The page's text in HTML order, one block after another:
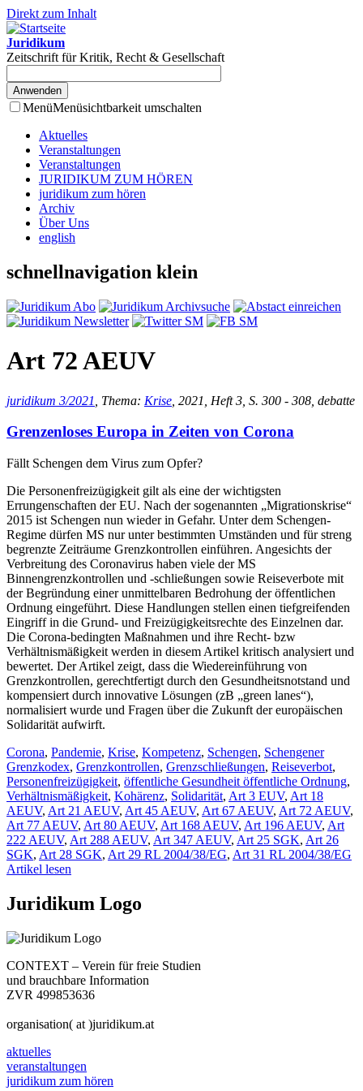
Direkt zum Inhalt
Juridikum
Zeitschrift für Kritik, Recht & Gesellschaft
MenüMenüsichtbarkeit umschalten
Aktuelles
Veranstaltungen
Veranstaltungen
JURIDIKUM ZUM HÖREN
juridikum zum hören
Archiv
Über Uns
english
schnellnavigation klein
Art 72 AEUV
juridikum 3/2021 , Thema: Krise , 2021, Heft 3, S. 300 - 308, debatte
Grenzenloses Europa in Zeiten von Corona
Fällt Schengen dem Virus zum Opfer?
Die Personenfreizügigkeit gilt als eine der wichtigsten
Errungenschaften der EU. Nach der sogenannten „Migrationskrise“
2015 ist Schengen nun wieder in Gefahr. Unter dem Schengen-
Regime dürfen MS nur unter bestimmten Umständen und für streng
begrenzte Zeiträume Grenzkontrollen einführen. Angesichts der
Verbreitung des Coronavirus haben viele der MS
Binnengrenzkontrollen und -schließungen sowie Reiseverbote mit
der Begründung einer unmittelbaren Bedrohung der öffentlichen
Ordnung eingeführt. Diese Handlungen stellen einen tiefgreifenden
Eingriff in die Grund- und Freizügigkeitsrechte des Einzelnen dar.
Die Corona-bedingten Maßnahmen und ihre Recht- bzw
Verhältnismäßigkeit werden in diesem Artikel kritisch analysiert und
bewertet. Der Artikel zeigt, dass die Wiedereinführung von
Grenzkontrollen, gerechtfertigt durch den Gesundheitsnotstand und
kompensiert durch innovative Lösungen (zB „green lanes“),
normalisiert wurde und Fragen über die Zukunft der europäischen
Solidarität aufwirft.
Corona, Pandemie, Krise, Kompetenz, Schengen, Schengener
Grenzkodex, Grenzkontrollen, Grenzschließungen, Reiseverbot,
Personenfreizügigkeit, öffentliche Gesundheit öffentliche Ordnung,
Verhältnismäßigkeit, Kohärenz, Solidarität, Art 3 EUV, Art 18
AEUV, Art 21 AEUV, Art 45 AEUV, Art 67 AEUV, Art 72 AEUV,
Art 77 AEUV, Art 80 AEUV, Art 168 AEUV, Art 196 AEUV, Art
222 AEUV, Art 288 AEUV, Art 347 AEUV, Art 25 SGK, Art 26
SGK, Art 28 SGK, Art 29 RL 2004/38/EG, Art 31 RL 2004/38/EG
Artikel lesen
Juridikum Logo
CONTEXT – Verein für freie Studien
und brauchbare Information
ZVR 499853636
organisation( at )juridikum.at
aktuelles
veranstaltungen
juridikum zum hören